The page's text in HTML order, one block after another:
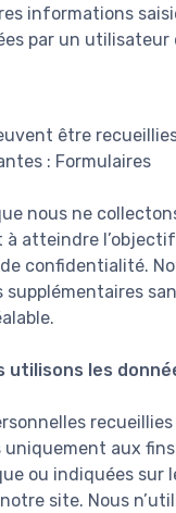
informations
par un utilisateur
être
: Formulaires
nous ne
à atteindre
confidentialité.
supplémentaires
utilisons les
aux
ou indiquées sur
site. Nous